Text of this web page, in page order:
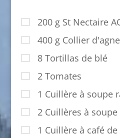
200 g St Nectaire
400 g Collier
8 Tortillas de blé
2 Tomates
1 Cuillère à soupe
2 Cuillères à
1 Cuillère à café